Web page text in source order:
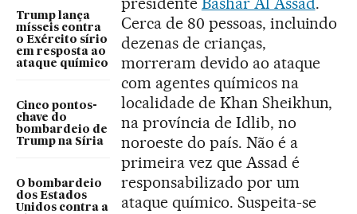
Trump lança
mísseis contra
o Exército sírio
em resposta ao
ataque químico
Cinco pontos-
chave do
bombardeio de
Trump na Síria
O bombardeio
dos Estados
Unidos contra a
Cerca de 80 pessoas, incluindo
dezenas de crianças,
morreram devido ao ataque
com agentes químicos na
localidade de Khan Sheikhun,
na província de Idlib, no
noroeste do país. Não é a
primeira vez que Assad é
responsabilizado por um
ataque químico. Suspeita-se